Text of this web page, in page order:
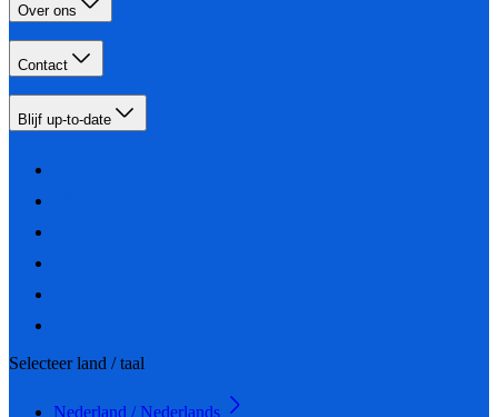
Over ons
Contact
Blijf up-to-date
Selecteer land / taal
Nederland / Nederlands